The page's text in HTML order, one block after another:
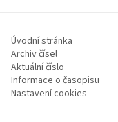
Úvodní stránka
Archiv čísel
Aktuální číslo
Informace o časopisu
Nastavení cookies